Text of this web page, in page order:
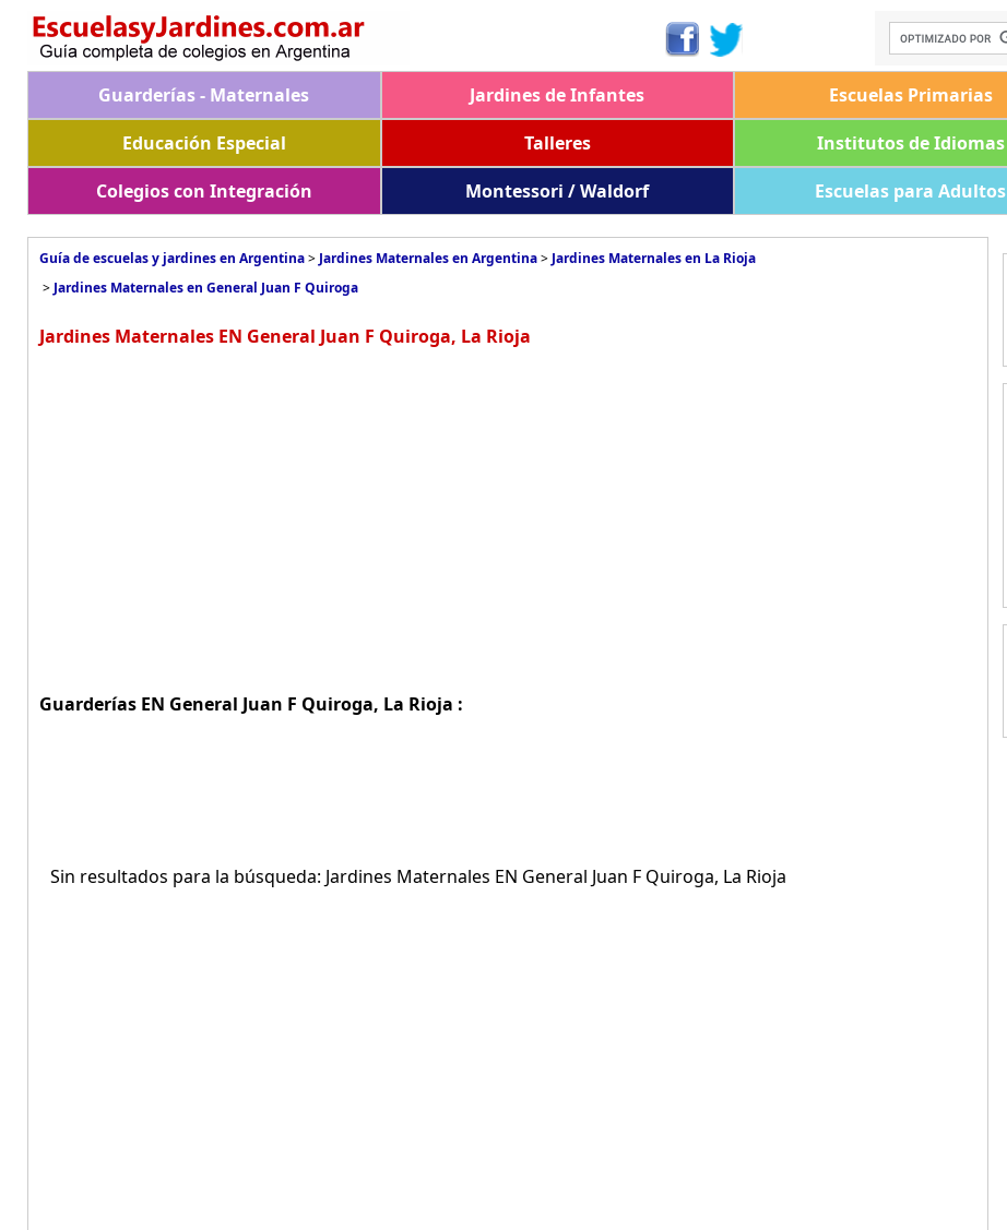
Guarderías - Maternales Jardines de Infantes Escuelas Primarias
Educación Especial
Talleres Institutos de Idiomas
Colegios con Integración
Montessori / Waldorf Escuelas para Adultos
Guía de escuelas y jardines en Argentina> Jardines Maternales en Argentina> Jardines Maternales en La Rioja
> Jardines Maternales en General Juan F Quiroga
Jardines Maternales EN General Juan F Quiroga, La Rioja
Guarderías EN General Juan F Quiroga, La Rioja :
Sin resultados para la búsqueda: Jardines Maternales EN General Juan F Quiroga, La Rioja